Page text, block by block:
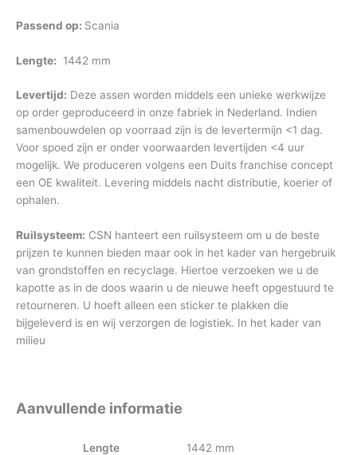
Passend op: Scania
Lengte: 1442 mm
Levertijd: Deze assen worden middels een unieke werkwijze
op order geproduceerd in onze fabriek in Nederland. Indien
samenbouwdelen op voorraad zijn is de levertermijn <1 dag.
Voor spoed zijn er onder voorwaarden levertijden <4 uur
mogelijk. We produceren volgens een Duits franchise concept
een OE kwaliteit. Levering middels nacht distributie, koerier of
ophalen.
Ruilsysteem: CSN hanteert een ruilsysteem om u de beste
prijzen te kunnen bieden maar ook in het kader van hergebruik
van grondstoffen en recyclage. Hiertoe verzoeken we u de
kapotte as in de doos waarin u de nieuwe heeft opgestuurd te
retourneren. U hoeft alleen een sticker te plakken die
bijgeleverd is en wij verzorgen de logistiek. In het kader van
milieu
Aanvullende informatie
Lengte 1442 mm